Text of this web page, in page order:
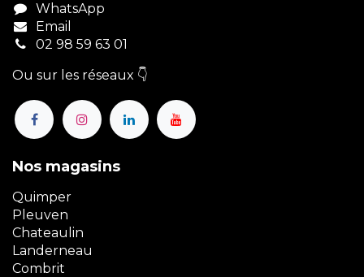
WhatsApp
Email
02 98 59 63 01
Ou sur les réseaux 👇
Nos magasins
Quimper
Pleuven
Chateaulin
Landerneau
Combrit